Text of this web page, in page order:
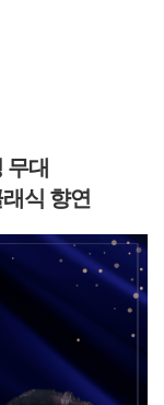
무대
식 향연